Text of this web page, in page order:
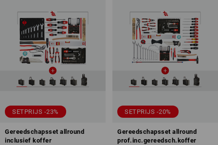
SETPRIJS -23%
Gereedschapsset allround
inclusief koffer
SETPRIJS -20%
Gereedschapsset allround
prof.inc.gereedsch.koffer